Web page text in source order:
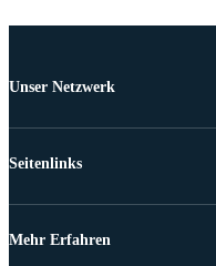
Unser Netzwerk
Seitenlinks
Mehr Erfahren